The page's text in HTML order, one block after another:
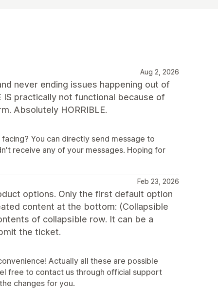
Aug 2, 2026
never ending issues happening out of
IS practically not functional because of
Absolutely HORRIBLE.
You can directly send message to
receive any of your messages. Hoping for
Feb 23, 2026
options. Only the first default option
content at the bottom: (Collapsible
of collapsible row. It can be a
the ticket.
Actually all these are possible
free to contact us through official support
changes for you.